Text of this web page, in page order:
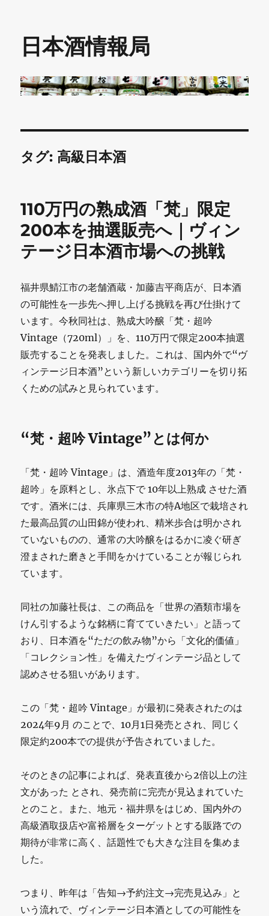
日本酒情報局
タグ: 高級日本酒
110万円の熟成酒「梵」限定
200本を抽選販売へ｜ヴィン
テージ日本酒市場への挑戦
福井県鯖江市の老舗酒蔵・加藤吉平商店が、日本酒
の可能性を一歩先へ押し上げる挑戦を再び仕掛けて
います。今秋同社は、熟成大吟醸「梵・超吟
Vintage（720ml）」を、110万円で限定200本抽選
販売することを発表しました。これは、国内外で“ヴ
ィンテージ日本酒”という新しいカテゴリーを切り拓
くための試みと見られています。
“梵・超吟 Vintage”とは何か
「梵・超吟 Vintage」は、酒造年度2013年の「梵・
超吟」を原料とし、氷点下で 10年以上熟成 させた酒
です。酒米には、兵庫県三木市の特A地区で栽培され
た最高品質の山田錦が使われ、精米歩合は明かされ
ていないものの、通常の大吟醸をはるかに凌ぐ研ぎ
澄まされた磨きと手間をかけていることが報じられ
ています。
同社の加藤社長は、この商品を「世界の酒類市場を
けん引するような銘柄に育てていきたい」と語って
おり、日本酒を“ただの飲み物”から「文化的価値」
「コレクション性」を備えたヴィンテージ品として
認めさせる狙いがあります。
この「梵・超吟 Vintage」が最初に発表されたのは
2024年9月 のことで、10月1日発売とされ、同じく
限定約200本での提供が予告されていました。
そのときの記事によれば、発表直後から2倍以上の注
文があった とされ、発売前に完売が見込まれていた
とのこと。また、地元・福井県をはじめ、国内外の
高級酒取扱店や富裕層をターゲットとする販路での
期待が非常に高く、話題性でも大きな注目を集めま
した。
つまり、昨年は「告知→予約注文→完売見込み」と
いう流れで、ヴィンテージ日本酒としての可能性を